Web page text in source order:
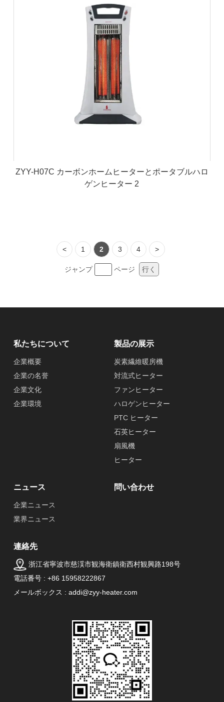
ZYY-H07C カーボンホームヒーターとポータブルハロ
ゲンヒーター 2
< 1 2 3 4 >
ジャンプ ページ 行く
私たちについて
企業概要
企業の名誉
企業文化
企業環境
製品の展示
炭素繊維暖房機
対流式ヒーター
ファンヒーター
ハロゲンヒーター
PTC ヒーター
石英ヒーター
扇風機
ヒーター
ニュース
企業ニュース
業界ニュース
問い合わせ
連絡先
浙江省寧波市慈渓市観海衛鎮衛西村観興路198号
電話番号 : +86 15958222867
メールボックス : addi@zyy-heater.com